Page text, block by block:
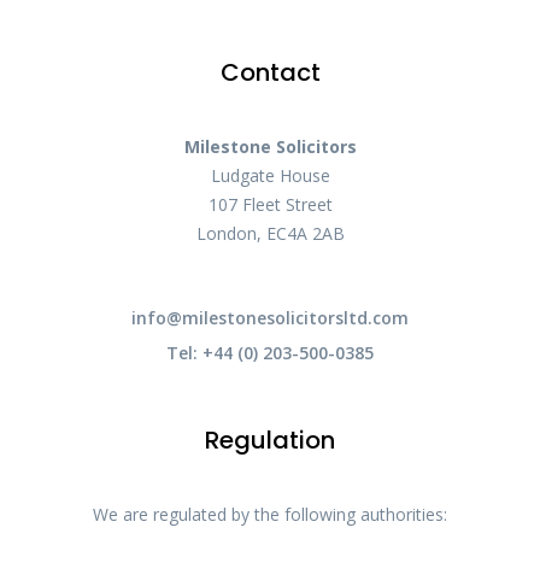
Contact
Milestone Solicitors
Ludgate House
107 Fleet Street
London, EC4A 2AB
info@milestonesolicitorsltd.com
Tel: +44 (0) 203-500-0385
Regulation
We are regulated by the following authorities: